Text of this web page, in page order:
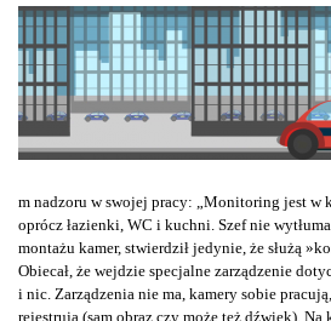
m nadzoru w swojej pracy: „Monitoring jest w
oprócz łazienki, WC i kuchni. Szef nie
montażu kamer, stwierdził jedynie, że służą
Obiecał, że wejdzie specjalne zarządzenie
i nic. Zarządzenia nie ma, kamery sobie
rejestrują (sam obraz czy może też dźwięk). Na